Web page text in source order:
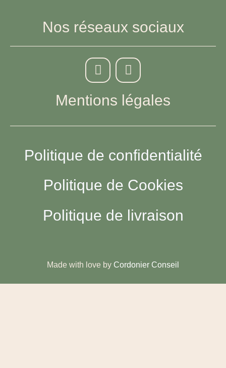
Nos réseaux sociaux
Mentions légales
Politique de confidentialité
Politique de Cookies
Politique de livraison
Made with love by Cordonier Conseil